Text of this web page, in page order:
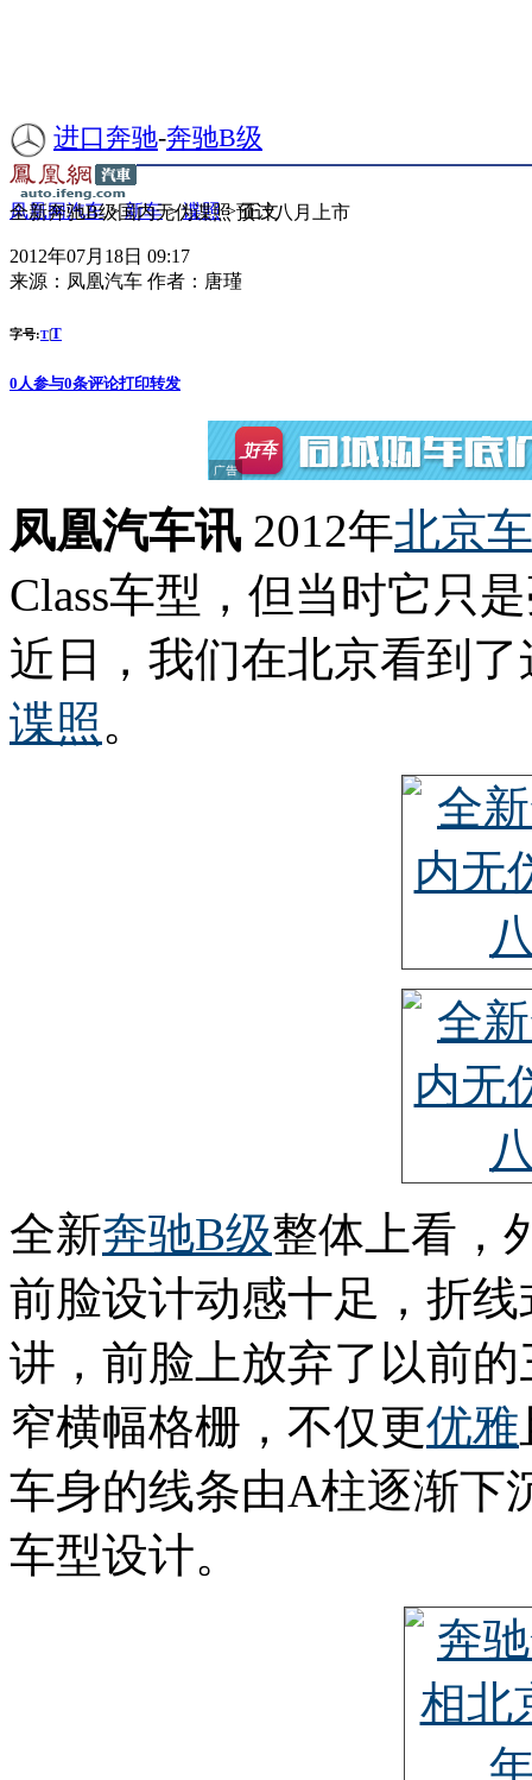
进口奔驰-奔驰B级
凤凰网汽车>新车>谍照> 正文
全新奔驰B级国内无伪谍照 预计八月上市
2012年07月18日 09:17
来源： 凤凰汽车 作者： 唐瑾
字号:T|T
0 人参与0条评论打印转发
凤凰汽车讯 2012年北京
Class车型，但当时它只
近日，我们在北京看到
谍照。
全新奔驰B级整体上看，
前脸设计动感十足，折
讲，前脸上放弃了以前
窄横幅格栅，不仅更优雅
车身的线条由A柱逐渐下
车型设计。